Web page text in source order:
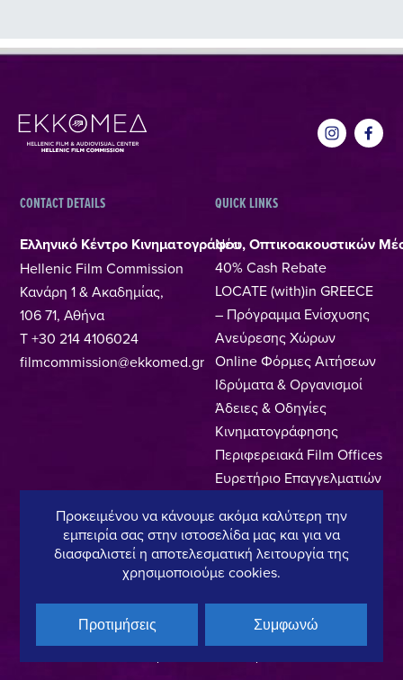
CONTACT DETAILS
Ελληνικό Κέντρο Κινηματογράφου, Οπτικοακουστικών
Hellenic Film Commission
Κανάρη 1 & Ακαδημίας,
106 71, Αθήνα
T +30 214 4106024
filmcommission@ekkomed.gr
QUICK LINKS
Νέα
40% Cash Rebate
LOCATE (with)in GREECE
– Πρόγραμμα Ενίσχυσης
Ανεύρεσης Χώρων
Online Φόρμες Αιτήσεων
Ιδρύματα & Οργανισμοί
Άδειες & Οδηγίες
Κινηματογράφησης
Περιφερειακά Film Offices
Ευρετήριο Επαγγελματιών
Made In Greece
Greek Facts
Επικοινωνία
Πολιτική Απορρήτου Όροι Χρήσης Πολιτική Cookies
Προκειμένου να κάνουμε ακόμα καλύτερη την
εμπειρία σας στην ιστοσελίδα μας και για να
διασφαλιστεί η αποτελεσματική λειτουργία της
χρησιμοποιούμε cookies.
Προτιμήσεις Συμφωνώ